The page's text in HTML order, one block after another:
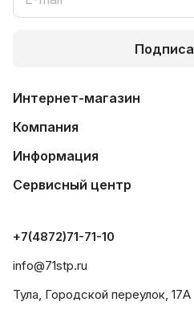
Интернет-магазин
Компания
Информация
Сервисный центр
+7(4872)71-71-10
info@71stp.ru
Тула, Городской переулок, 17А